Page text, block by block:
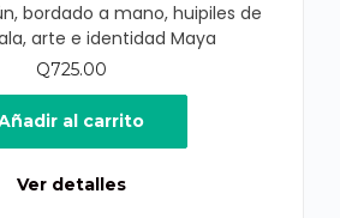
bordado a mano, huipiles de
arte e identidad Maya
Q725.00
al carrito
Ver detalles